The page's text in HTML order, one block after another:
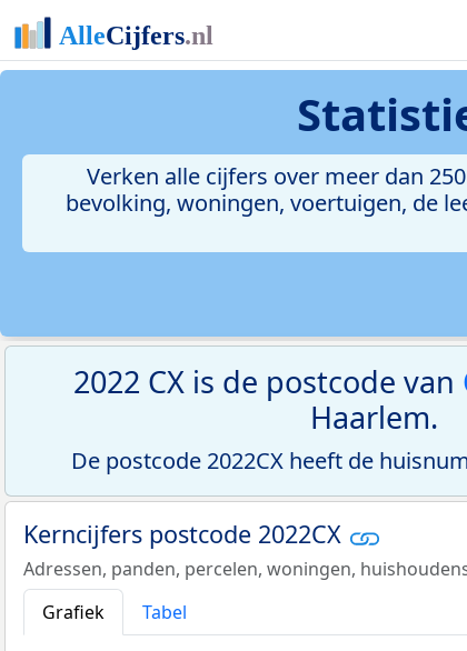
Verken alle cijfers over meer dan
bevolking, woningen, voertuigen, de
2022 CX is de postcode van
Haarlem.
De postcode 2022CX heeft de
Kerncijfers postcode 2022CX
Adressen, panden, percelen, woningen,
Grafiek
Tabel